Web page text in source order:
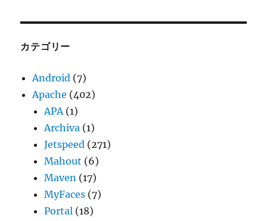
ブ
カテゴリー
Android (7)
Apache (402)
APA(1)
Archiva (1)
Jetspeed (271)
Mahout (6)
Maven (17)
MyFaces (7)
Portal (18)